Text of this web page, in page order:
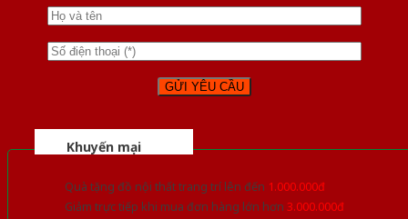
Khuyến mại
Quà tặng đồ nội thất trang trí lên đến 1.000.000đ
Giảm trực tiếp khi mua đơn hàng lớn hơn 3.000.000đ